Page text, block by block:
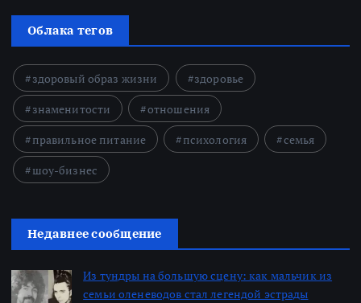
Облака тегов
здоровый образ жизни
здоровье
знаменитости
отношения
правильное питание
психология
семья
шоу-бизнес
Недавнее сообщение
Из тундры на большую сцену: как мальчик из
семьи оленеводов стал легендой эстрады